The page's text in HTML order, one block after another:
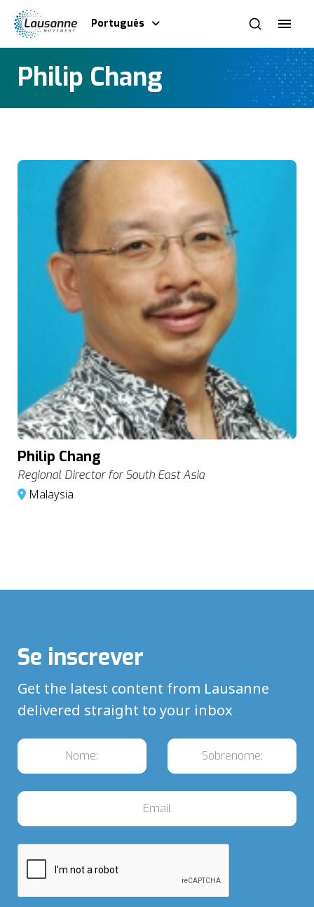
Português
Philip Chang
Philip Chang
Regional Director for South East Asia
Malaysia
Se inscrever
Get the latest content from Lausanne
delivered straight to your inbox